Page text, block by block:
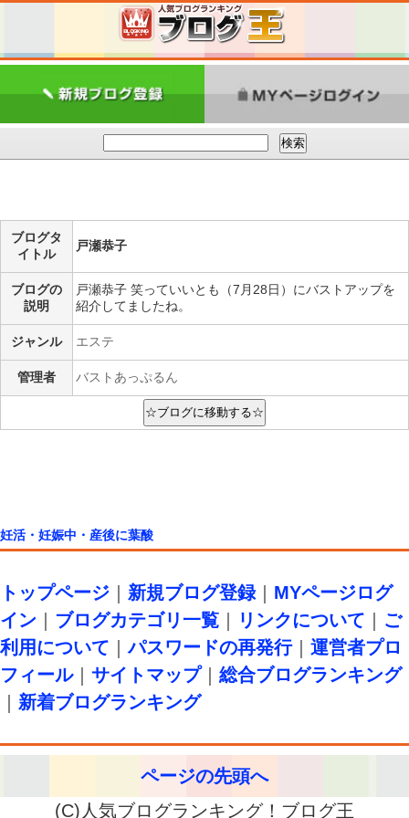
ブログタ
イトル
戸瀬恭子
ブログの
説明
戸瀬恭子 笑っていいとも（7月28日）にバストアップを
紹介してましたね。
ジャンル エステ
管理者 バストあっぷるん
妊活・妊娠中・産後に葉酸
トップページ 新規ブログ登録｜ MYページログ
イン
ブログカテゴリ一覧 リンクについて
ご
利用について ｜パスワードの再発行｜ 運営者プロ
フィール｜ サイトマップ｜ 総合ブログランキング
新着ブログランキング
ページの先頭へ
(C)人気ブログランキング！ブログ王